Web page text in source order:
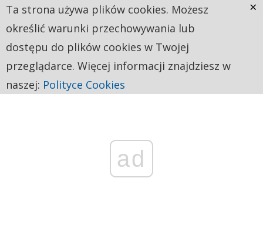
ad
Ta strona używa plików cookies. Możesz
określić warunki przechowywania lub
dostępu do plików cookies w Twojej
przeglądarce. Więcej informacji znajdziesz w
naszej: Polityce Cookies
×